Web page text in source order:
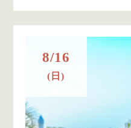
8/16
(日)